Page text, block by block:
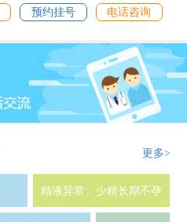
预约挂号 电话咨询
更多>
精液异常、少精长期不孕